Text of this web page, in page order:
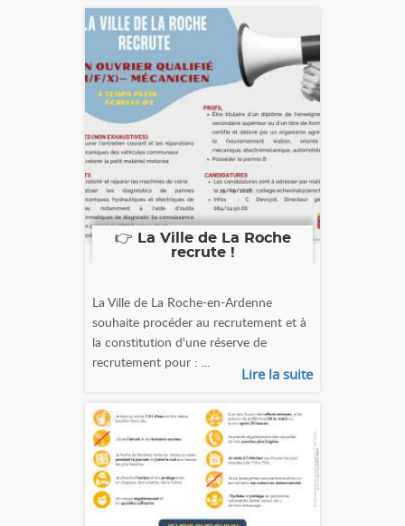
👉 La Ville de La Roche
recrute !
La Ville de La Roche-en-Ardenne
souhaite procéder au recrutement et à
la constitution d'une réserve de
recrutement pour : ...
Lire la suite